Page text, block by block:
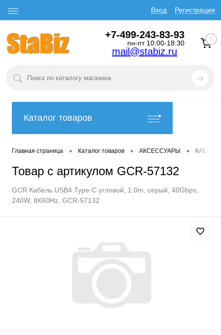
Вход Регистрация
+7-499-243-83-93
пн-пт 10:00-18:30
mail@stabiz.ru
0
Каталог товаров
Главная страница • Каталог товаров • АКСЕССУАРЫ •
Товар с артикулом GCR-57132
GCR Кабель USB4 Type-C угловой, 1.0m, серый, 40Gbps,
240W, 8K60Hz, GCR-57132